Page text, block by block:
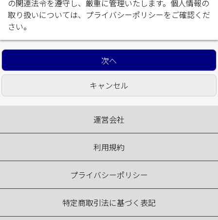
の関連法令を遵守し、厳重に管理いたします。個人情報の
取り扱いについては、 プライバシーポリシーをご確認くだ
さい。
運営会社
利用規約
プライバシーポリシー
特定商取引法に基づく表記